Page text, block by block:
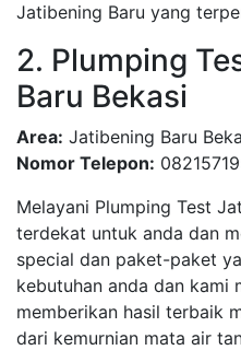
Jatibening Baru yang
2. Plumping
Baru Bekasi
Area: Jatibening Baru
Nomor Telepon:
Melayani Plumping Test
terdekat untuk anda dan
special dan paket-paket
kebutuhan anda dan kami
memberikan hasil terbaik
dari kemurnian mata air